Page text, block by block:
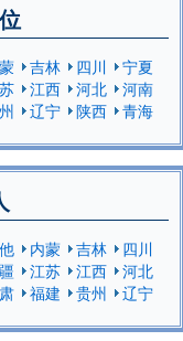
吉林 四川
宁夏
江西 河北
河南
辽宁 陕西
青海
内蒙 吉林
四川
江苏 江西
河北
福建 贵州
辽宁